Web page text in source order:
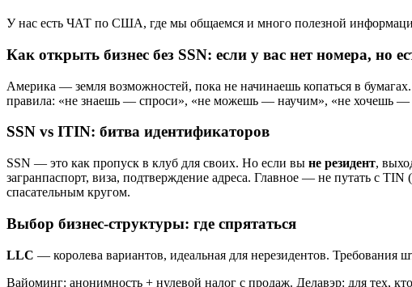
У нас есть ЧАТ по США, где мы общаемся и много полезной
Как открыть бизнес без SSN: если у вас нет номера, но
Америка — земля возможностей, пока не начинаешь копаться в
правила: «не знаешь — спроси», «не можешь — научим», «не хочешь —
SSN vs ITIN: битва идентификаторов
SSN — это как пропуск в клуб для своих. Но если вы не резидент,
загранпаспорт, виза, подтверждение адреса. Главное — не путать с
спасательным кругом.
Выбор бизнес-структуры: где спрятаться
LLC — королева вариантов, идеальная для нерезидентов. Требования
Вайоминг: анонимность + нулевой налог с продаж. Делавэр: для тех,